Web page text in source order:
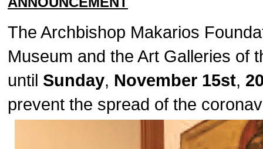
The Archbishop Makarios
Museum and the Art Galleries of
until Sunday, November 15st,
prevent the spread of the